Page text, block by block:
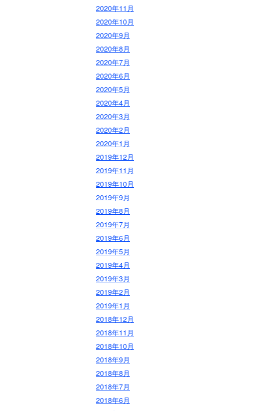
2020年11月
2020年10月
2020年9月
2020年8月
2020年7月
2020年6月
2020年5月
2020年4月
2020年3月
2020年2月
2020年1月
2019年12月
2019年11月
2019年10月
2019年9月
2019年8月
2019年7月
2019年6月
2019年5月
2019年4月
2019年3月
2019年2月
2019年1月
2018年12月
2018年11月
2018年10月
2018年9月
2018年8月
2018年7月
2018年6月